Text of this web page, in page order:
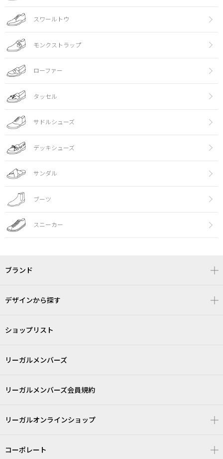
スワールトウ
モンクストラップ
ローファー
タッセル
サドルシューズ
デッキシューズ
サンダル
ブーツ
スニーカー
ブランド
デザインから探す
ショップリスト
リーガルメンバーズ
リーガルメンバーズ会員規約
リーガルオンラインショップ
コーポレート